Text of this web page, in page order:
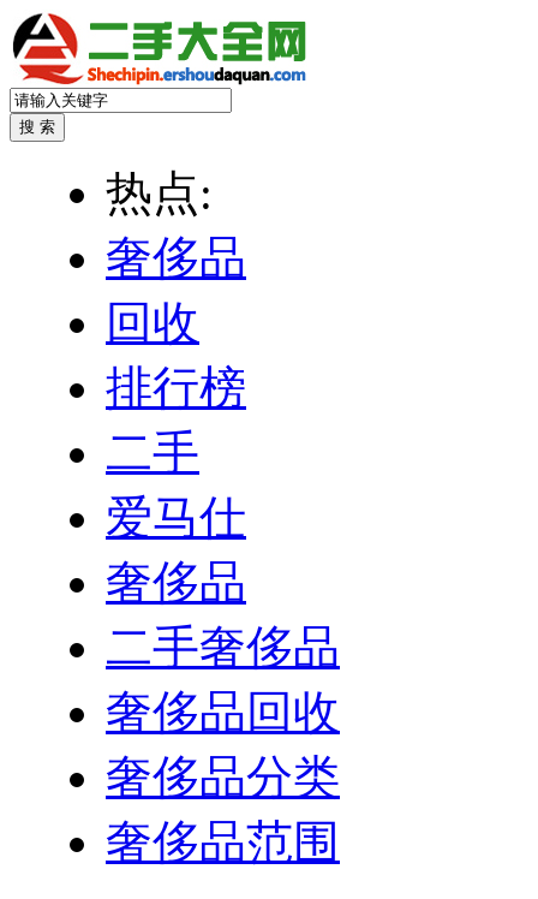
热点:
奢侈品
回收
排行榜
二手
爱马仕
奢侈品
二手奢侈品
奢侈品回收
奢侈品分类
奢侈品范围